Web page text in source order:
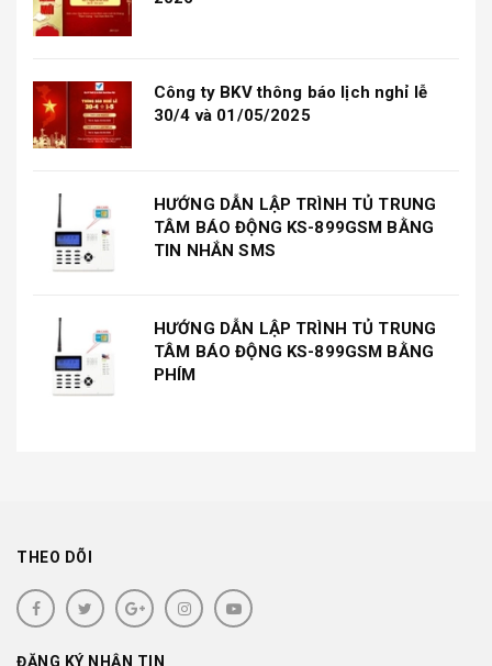
Công ty BKV thông báo lịch nghỉ lễ
30/4 và 01/05/2025
HƯỚNG DẪN LẬP TRÌNH TỦ TRUNG
TÂM BÁO ĐỘNG KS-899GSM BẰNG
TIN NHẮN SMS
HƯỚNG DẪN LẬP TRÌNH TỦ TRUNG
TÂM BÁO ĐỘNG KS-899GSM BẰNG
PHÍM
THEO DÕI
ĐĂNG KÝ NHẬN TIN